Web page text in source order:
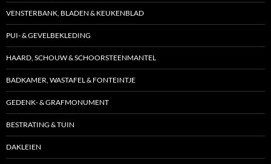
VENSTERBANK, BLADEN & KEUKENBLAD
PUI- & GEVELBEKLEDING
HAARD, SCHOUW & SCHOORSTEENMANTEL
BADKAMER, WASTAFEL & FONTEINTJE
GEDENK- & GRAFMONUMENT
BESTRATING & TUIN
DAKLEIEN